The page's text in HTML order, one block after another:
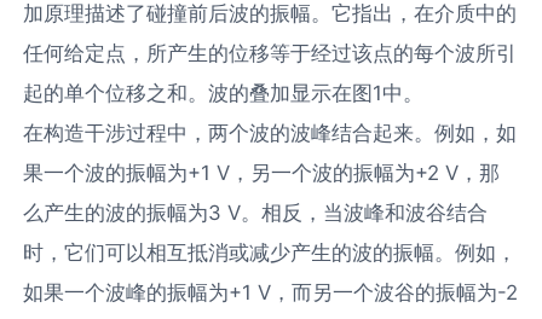
加原理描述了碰撞前后波的振幅。它指出，在介质中的
任何给定点，所产生的位移等于经过该点的每个波所引
起的单个位移之和。波的叠加显示在图1中。
在构造干涉过程中，两个波的波峰结合起来。例如，如
果一个波的振幅为+1 V，另一个波的振幅为+2 V，那
么产生的波的振幅为3 V。相反，当波峰和波谷结合
时，它们可以相互抵消或减少产生的波的振幅。例如，
如果一个波峰的振幅为+1 V，而另一个波谷的振幅为-2